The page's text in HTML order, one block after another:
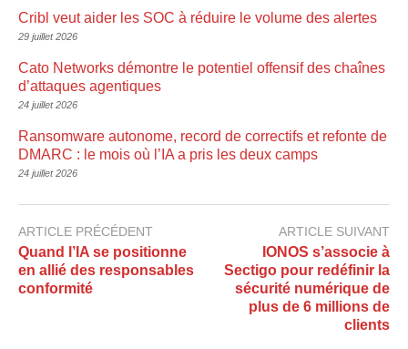
Cribl veut aider les SOC à réduire le volume des alertes
29 juillet 2026
Cato Networks démontre le potentiel offensif des chaînes
d’attaques agentiques
24 juillet 2026
Ransomware autonome, record de correctifs et refonte de
DMARC : le mois où l’IA a pris les deux camps
24 juillet 2026
ARTICLE PRÉCÉDENT
Quand l’IA se positionne
en allié des responsables
conformité
ARTICLE SUIVANT
IONOS s’associe à
Sectigo pour redéfinir la
sécurité numérique de
plus de 6 millions de
clients